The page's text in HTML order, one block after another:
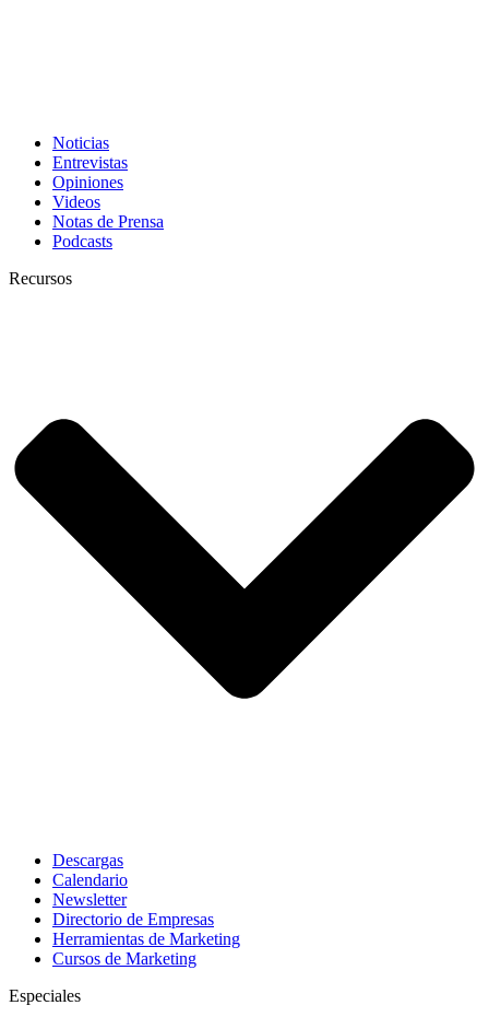
Noticias
Entrevistas
Opiniones
Videos
Notas de Prensa
Podcasts
Recursos
Descargas
Calendario
Newsletter
Directorio de Empresas
Herramientas de Marketing
Cursos de Marketing
Especiales